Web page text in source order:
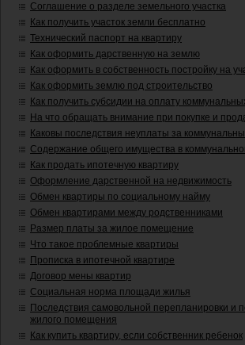
Соглашение о разделе земельного участка
Как получить участок земли бесплатно
Технический паспорт на квартиру
Как оформить дарственную на землю
Как оформить в собственность постройку на
Как оформить землю под строительство
Как получить субсидии на оплату
На что обращать внимание при покупке и
Каковы последствия неуплаты за
Содержание общего имущества в
Как продать ипотечную квартиру
Оформление дарственной на недвижимость
Обмен квартиры по социальному найму
Обмен квартирами между родственниками
Размер платы за жилое помещение
Что такое проблемные квартиры
Прописка в ипотечной квартире
Договор мены квартир
Социальная норма площади жилья
Последствия самовольной перепланировки и
жилого помещения
Как купить квартиру, если собственник ребенок